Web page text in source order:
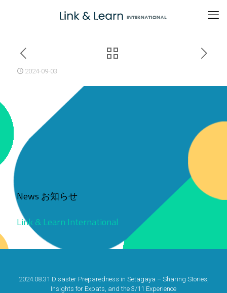
2024-09-03
News お知らせ
Link & Learn International
2024.08.31 Disaster Preparedness in Setagaya – Sharing Stories,
Insights for Expats, and the 3/11 Experience